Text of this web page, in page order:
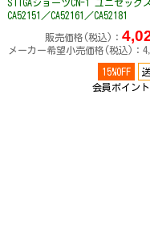
STIGAショーツCN-1 ユニセックス
CA52151／CA52161／CA52181
販売価格(税込)：
メーカー希望小売価格(税込)：
15%OFF
会員ポイント